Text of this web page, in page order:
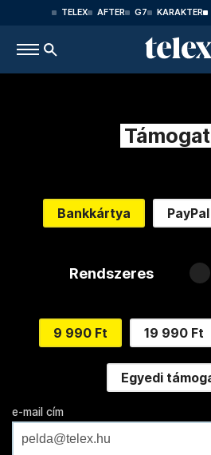
TELEX AFTER G7 KARAKTER
Bankkártya PayPal
Rendszeres
9 990 Ft 19 990 Ft
Egyedi
e-mail cím